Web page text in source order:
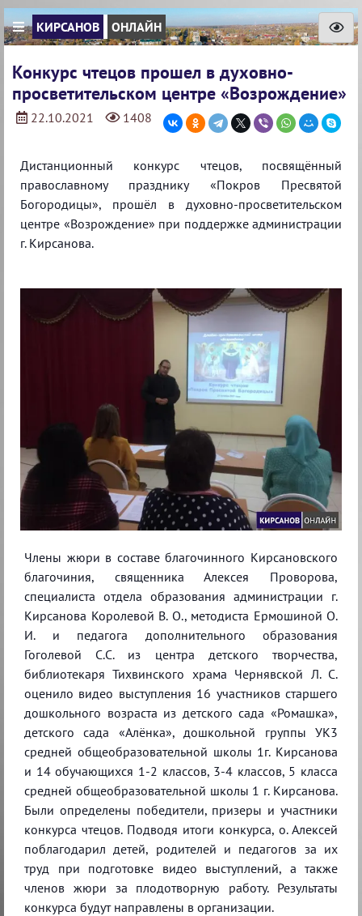
КИРСАНОВ ОНЛАЙН
Конкурс чтецов прошел в духовно-
просветительском центре «Возрождение»
22.10.2021 1408
Дистанционный конкурс чтецов, посвящённый
православному празднику «Покров Пресвятой
Богородицы», прошёл в духовно-просветительском
центре «Возрождение» при поддержке администрации
г. Кирсанова.
Члены жюри в составе благочинного Кирсановского
благочиния, священника Алексея Проворова,
специалиста отдела образования администрации г.
Кирсанова Королевой В. О., методиста Ермошиной О.
И. и педагога дополнительного образования
Гоголевой С.С. из центра детского творчества,
библиотекаря Тихвинского храма Чернявской Л. С.
оценило видео выступления 16 участников старшего
дошкольного возраста из детского сада «Ромашка»,
детского сада «Алёнка», дошкольной группы УК3
средней общеобразовательной школы 1г. Кирсанова
и 14 обучающихся 1-2 классов, 3-4 классов, 5 класса
средней общеобразовательной школы 1 г. Кирсанова.
Были определены победители, призеры и участники
конкурса чтецов. Подводя итоги конкурса, о. Алексей
поблагодарил детей, родителей и педагогов за их
труд при подготовке видео выступлений, а также
членов жюри за плодотворную работу. Результаты
конкурса будут направлены в организации.